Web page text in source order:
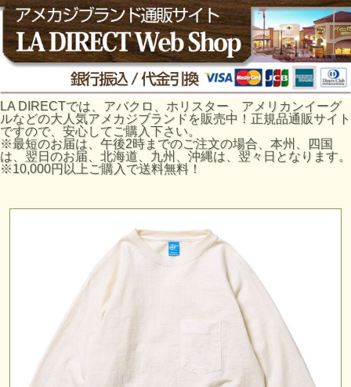
LA DIRECTでは、アバクロ、ホリスター、アメリカンイーグ
ルなどの大人気アメカジブランドを販売中！正規品通販サイト
ですので、安心してご購入下さい。
※最短のお届は、午後2時までのご注文の場合、本州、四国
は、翌日のお届、北海道、九州、沖縄は、翌々日となります。
※10,000円以上ご購入で送料無料！